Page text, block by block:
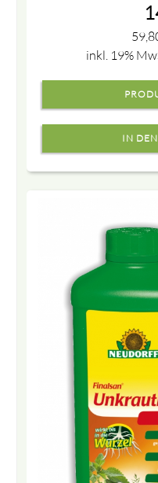
inkl. 19%